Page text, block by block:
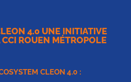
4.0 UNE INITIATIVE
CCI ROUEN MÉTROPOLE
CLEON 4.0: